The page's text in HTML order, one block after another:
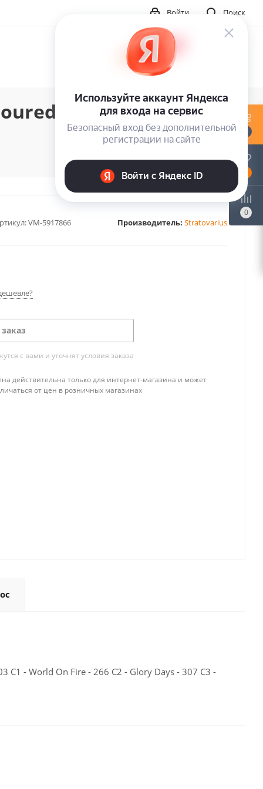
Поиск
Войти
Recycked Vinyl)
VM-5917866 Производитель: Stratovarius
с вами и уточнят условия заказа
действительна только для интернет-магазина и может
от цен в розничных магазинах
C1 - World On Fire - 266 C2 - Glory Days - 307 C3 -
0
0
0